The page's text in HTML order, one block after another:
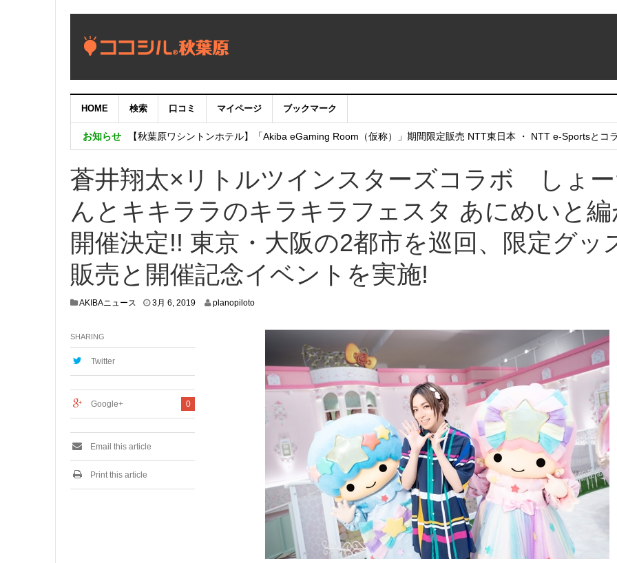
HOME 検索 口コミ マイページ ブックマーク
お知らせ
【重要：9月5日（火）22時】ココシル：アカウントサービス移行のお知らせ
【秋葉原ワシントンホテル】「Akiba eGaming Room（仮称）」期間限定販売 NTT東日本 ・ NTT e-Sportsとコ
蒼井翔太×リトルツインスターズコラボ しょ
んとキキララのキラキラフェスタ あにめいと
開催決定!! 東京・大阪の2都市を巡回、限定グッ
販売と開催記念イベントを実施!
AKIBAニュース 3月 6, 20192
planopiloto
SHARING
Twitter
0
Google+
Email this article
Print this article